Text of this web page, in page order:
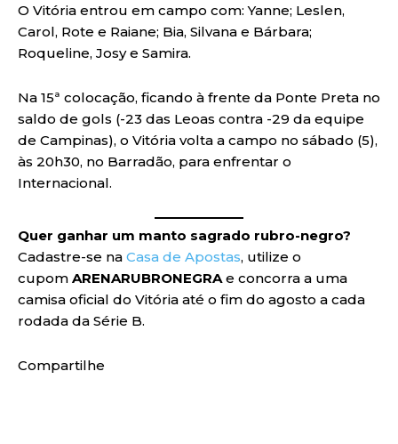
O Vitória entrou em campo com: Yanne; Leslen,
Carol, Rote e Raiane; Bia, Silvana e Bárbara;
Roqueline, Josy e Samira.
Na 15ª colocação, ficando à frente da Ponte Preta no
saldo de gols (-23 das Leoas contra -29 da equipe
de Campinas), o Vitória volta a campo no sábado (5),
às 20h30, no Barradão, para enfrentar o
Internacional.
Quer ganhar um manto sagrado rubro-negro?
Cadastre-se na Casa de Apostas, utilize o
cupom ARENARUBRONEGRAe concorra a uma
camisa oficial do Vitória até o fim do agosto a cada
rodada da Série B.
Compartilhe